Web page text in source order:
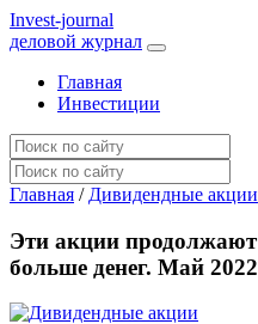
Invest-journal
деловой журнал
Главная
Инвестиции
Главная / Дивидендные акции
Эти акции
больше денег. Май